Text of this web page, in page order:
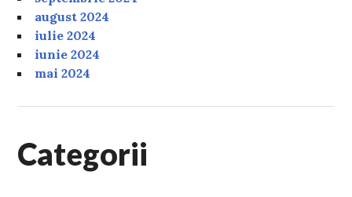
august 2024
iulie 2024
iunie 2024
mai 2024
Categorii